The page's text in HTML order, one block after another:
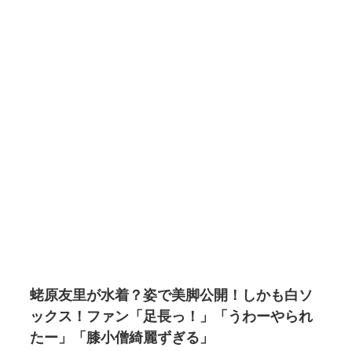
蛯原友里が水着？姿で美脚公開！しかも白ソ
ックス！ファン「足長っ！」「うわーやられ
たー」「膝小僧綺麗ずぎる」